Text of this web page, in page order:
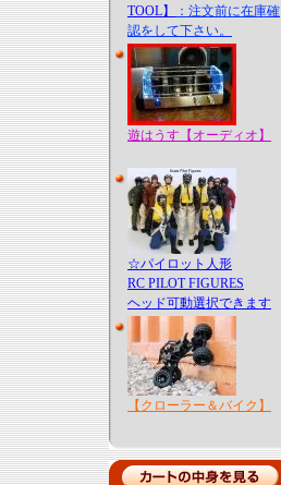
TOOL】
：注文前に在庫確
認をして下さい。
遊はうす【オーディオ】
☆パイロット人形
RC PILOT FIGURES
ヘッド可動選択できます
【クローラー＆バイク】